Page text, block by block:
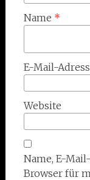
Name *
E-Mail-
Website
Name, E-
Browser für